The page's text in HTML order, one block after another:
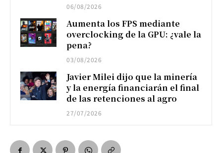
06/08/2026
Aumenta los FPS mediante
overclocking de la GPU: ¿vale la
pena?
03/08/2026
Javier Milei dijo que la minería
y la energía financiarán el final
de las retenciones al agro
27/07/2026